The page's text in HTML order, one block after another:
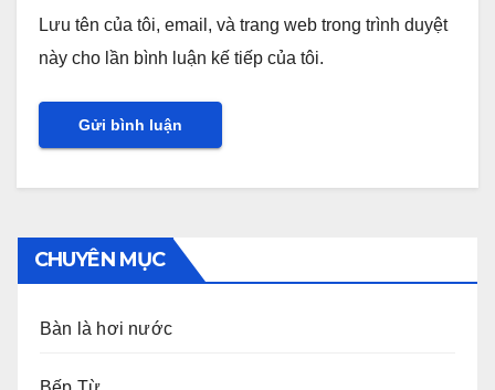
Lưu tên của tôi, email, và trang web trong trình duyệt
này cho lần bình luận kế tiếp của tôi.
CHUYÊN MỤC
Bàn là hơi nước